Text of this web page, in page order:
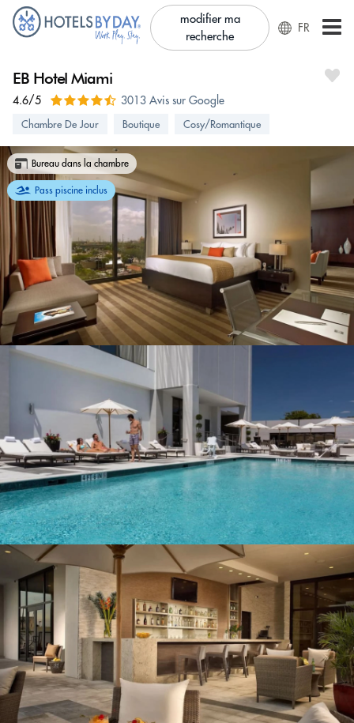
modifier ma
recherche
FR
EB Hotel Miami
4.6/5 3013 Avis sur Google
Chambre De Jour Boutique Cosy/Romantique
Bureau dans la chambre
Pass piscine inclus